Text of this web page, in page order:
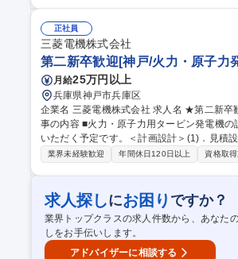
配指示業務等(2)原価低減活動：新規メーカ開拓、VE活動、材
所向けタービン発電機の設計]業績好調推移
正社員
三菱電機株式会社
第二新卒歓迎[神戸/火力・原子力
月給25万円以上
兵庫県神戸市兵庫区
企業名 三菱電機株式会社 求人名 ★第二新卒歓迎[神戸/火力・原子力発電所向けタービン発電機の設計]業績好調 仕
事の内容 ■火力・原子力用タービン発電機
いただく予定です。＜計画設計＞(1)．見積
様書・設計図書の作成(2)．拡販活動(受注
の反映、お客様との打合せ＜構造設計＞(1)
(2)．原価低減活動：新規メーカ開拓、VE活動、材料費・構造検討等 募
発電所向けタービン発電機の設計]業績好調
業界未経験歓迎 年間休日120日以上 資格取
求人探しにお困り ですか？
業界トップクラスの求人件数から、あなた
しをお手伝いします。
アドバイザーに相談する